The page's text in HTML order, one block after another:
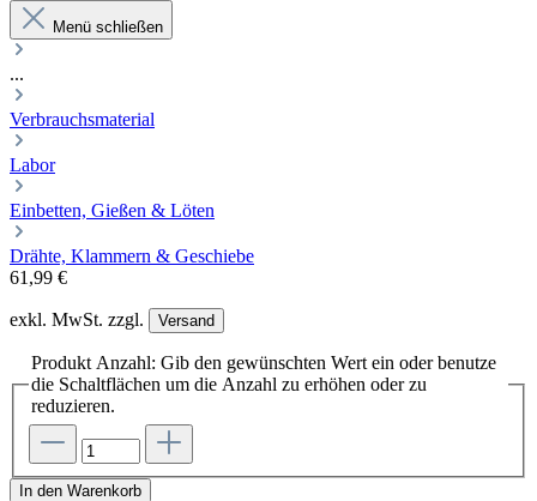
Menü schließen
...
Verbrauchsmaterial
Labor
Einbetten, Gießen & Löten
Drähte, Klammern & Geschiebe
61,99 €
exkl. MwSt. zzgl. Versand
Produkt Anzahl: Gib den gewünschten Wert ein oder benutze
die Schaltflächen um die Anzahl zu erhöhen oder zu
reduzieren.
In den Warenkorb